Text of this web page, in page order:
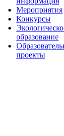
Мероприятия
Конкурсы
образование
проекты